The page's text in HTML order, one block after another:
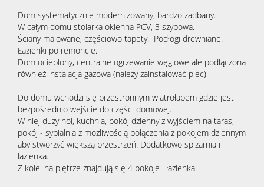
Dom systematycznie modernizowany, bardzo zadbany.
W całym domu stolarka okienna PCV, 3 szybowa.
Ściany malowane, częściowo tapety. Podłogi drewniane.
Łazienki po remoncie.
Dom ocieplony, centralne ogrzewanie węglowe ale podłączona
również instalacja gazowa (należy zainstalować piec)
Do domu wchodzi się przestronnym wiatrołapem gdzie jest
bezpośrednio wejście do części domowej.
W niej duży hol, kuchnia, pokój dzienny z wyjściem na taras,
pokój - sypialnia z możliwością połączenia z pokojem dziennym
aby stworzyć większą przestrzeń. Dodatkowo spiżarnia i
łazienka.
Z kolei na piętrze znajdują się 4 pokoje i łazienka.